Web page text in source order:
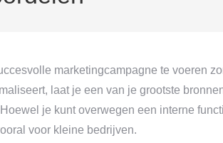
marketingcampagne te voeren
laat je een van je grootste
je kunt overwegen een interne
voor kleine bedrijven.